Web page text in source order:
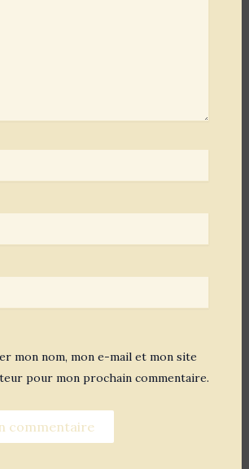
mon nom, mon e-mail et mon site
pour mon prochain commentaire.